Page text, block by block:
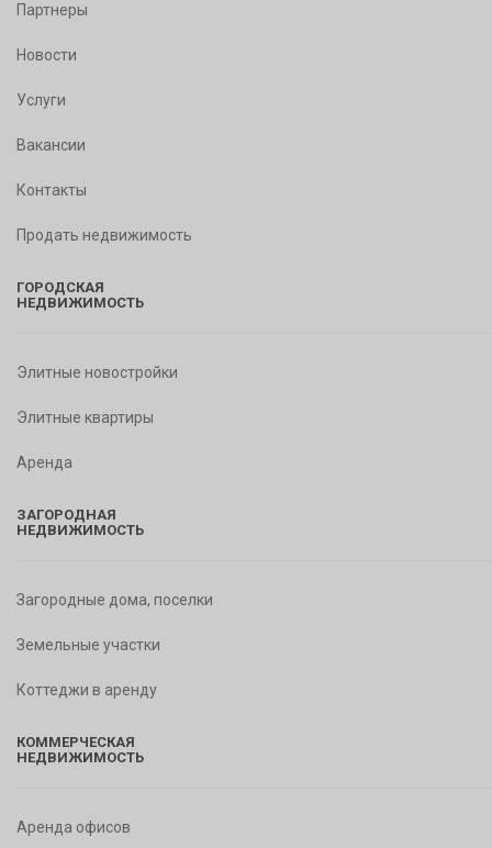
Партнеры
Новости
Услуги
Вакансии
Контакты
Продать недвижимость
ГОРОДСКАЯ
НЕДВИЖИМОСТЬ
Элитные новостройки
Элитные квартиры
Аренда
ЗАГОРОДНАЯ
НЕДВИЖИМОСТЬ
Загородные дома, поселки
Земельные участки
Коттеджи в аренду
КОММЕРЧЕСКАЯ
НЕДВИЖИМОСТЬ
Аренда офисов